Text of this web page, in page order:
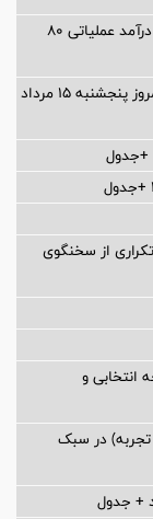
تغییر مثبت در عملکرد مالی بانک صادرات ایران/ درآمد عملیاتی 80
تغییر تند قیمت محصولات ایران‌خودرو و سایپا امروز پنجشنبه ۱۵ مرداد
از سخنگوی
انتخابی و
در سبک